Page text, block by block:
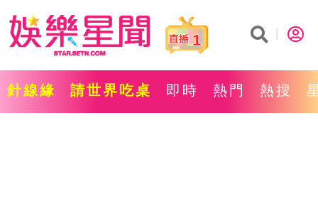
1
針線緣 請世界吃桌 即時 熱門 熱搜